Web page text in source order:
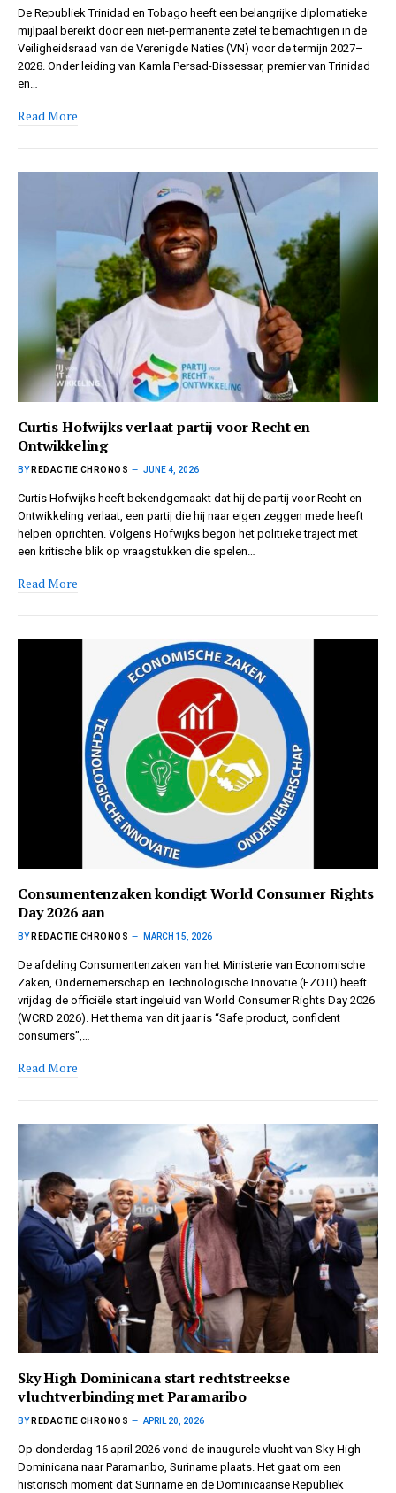
De Republiek Trinidad en Tobago heeft een belangrijke diplomatieke
mijlpaal bereikt door een niet-permanente zetel te bemachtigen in de
Veiligheidsraad van de Verenigde Naties (VN) voor de termijn 2027–
2028. Onder leiding van Kamla Persad-Bissessar, premier van Trinidad
en…
Read More
Curtis Hofwijks verlaat partij voor Recht en
Ontwikkeling
BY REDACTIE CHRONOS JUNE 4, 2026
Curtis Hofwijks heeft bekendgemaakt dat hij de partij voor Recht en
Ontwikkeling verlaat, een partij die hij naar eigen zeggen mede heeft
helpen oprichten. Volgens Hofwijks begon het politieke traject met
een kritische blik op vraagstukken die spelen…
Read More
Consumentenzaken kondigt World Consumer Rights
Day 2026 aan
BY REDACTIE CHRONOS MARCH 15, 2026
De afdeling Consumentenzaken van het Ministerie van Economische
Zaken, Ondernemerschap en Technologische Innovatie (EZOTI) heeft
vrijdag de officiële start ingeluid van World Consumer Rights Day 2026
(WCRD 2026). Het thema van dit jaar is “Safe product, confident
consumers”,…
Read More
Sky High Dominicana start rechtstreekse
vluchtverbinding met Paramaribo
BY REDACTIE CHRONOS APRIL 20, 2026
Op donderdag 16 april 2026 vond de inaugurele vlucht van Sky High
Dominicana naar Paramaribo, Suriname plaats. Het gaat om een
historisch moment dat Suriname en de Dominicaanse Republiek